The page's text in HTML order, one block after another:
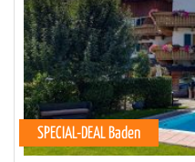
SPECIAL-DEAL Baden